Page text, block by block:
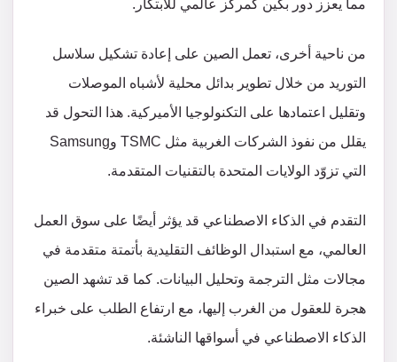
مما يعزز دور بكين كمركز عالمي للابتكار.
من ناحية أخرى، تعمل الصين على إعادة تشكيل سلاسل
التوريد من خلال تطوير بدائل محلية لأشباه الموصلات
وتقليل اعتمادها على التكنولوجيا الأميركية. هذا التحول قد
يقلل من نفوذ الشركات الغربية مثل TSMC وSamsung
التي تزوّد الولايات المتحدة بالتقنيات المتقدمة.
التقدم في الذكاء الاصطناعي قد يؤثر أيضًا على سوق العمل
العالمي، مع استبدال الوظائف التقليدية بأتمتة متقدمة في
مجالات مثل الترجمة وتحليل البيانات. كما قد تشهد الصين
هجرة للعقول من الغرب إليها، مع ارتفاع الطلب على خبراء
الذكاء الاصطناعي في أسواقها الناشئة.